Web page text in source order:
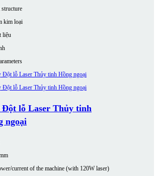
structure
kim loại
liệu
Đột lỗ Laser Thủy tinh
ngoại
current of the machine (with 120W laser)